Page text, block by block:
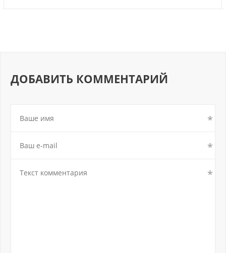
ДОБАВИТЬ КОММЕНТАРИЙ